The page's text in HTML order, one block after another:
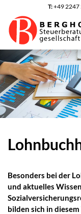
T:+49 2247
Besonders bei der
und aktuelles
bilden sich in